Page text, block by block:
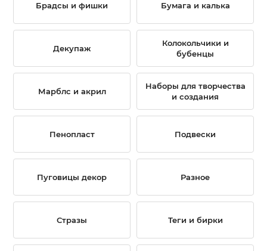
Брадсы и фишки Бумага и калька
Декупаж
Колокольчики и
бубенцы
Марблс и акрил
Наборы для творчества
и создания
Пенопласт Подвески
Пуговицы декор Разное
Стразы Теги и бирки